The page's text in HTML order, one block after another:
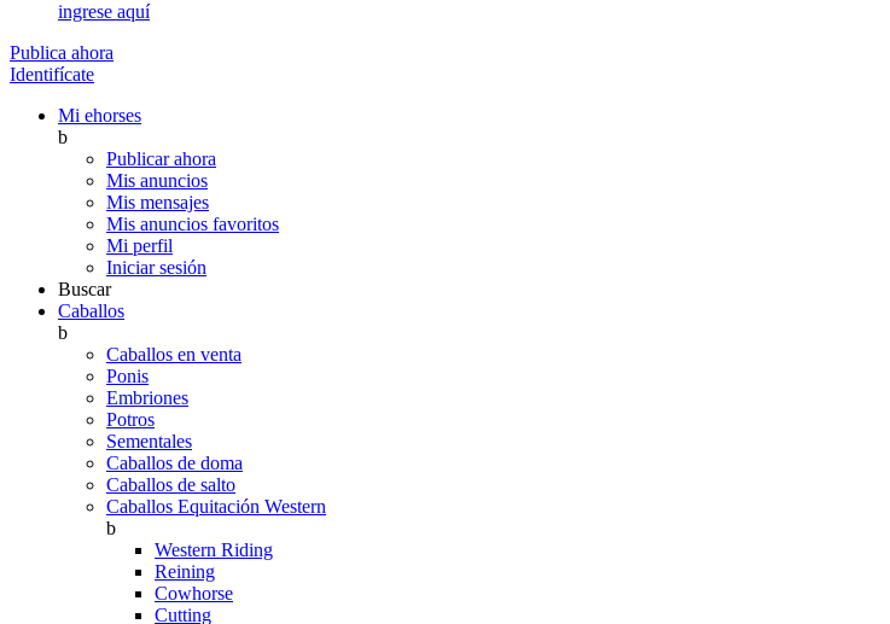
ingrese aquí
Publica ahora
Identifícate
Mi ehorses
b
Publicar ahora
Mis anuncios
Mis mensajes
Mis anuncios favoritos
Mi perfil
Iniciar sesión
Buscar
Caballos
b
Caballos en venta
Ponis
Embriones
Potros
Sementales
Caballos de doma
Caballos de salto
Caballos Equitación Western
b
Western Riding
Reining
Cowhorse
Cutting